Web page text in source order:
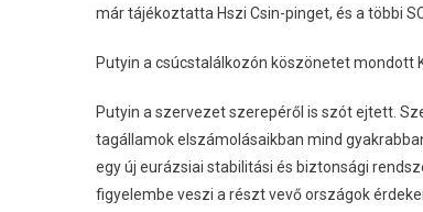
már tájékoztatta Hszi Csin-pinget, és a többi
Putyin a csúcstalálkozón köszönetet mondott
Putyin a szervezet szerepéről is szót ejtett.
tagállamok elszámolásaikban mind
egy új eurázsiai stabilitási és biztonsági
figyelembe veszi a részt vevő országok